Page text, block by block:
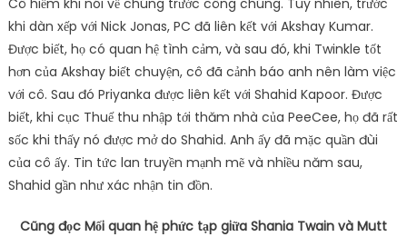
Cô hiếm khi nói về chúng trước công chúng. Tuy nhiên, trước
khi dàn xếp với Nick Jonas, PC đã liên kết với Akshay Kumar.
Được biết, họ có quan hệ tình cảm, và sau đó, khi Twinkle tốt
hơn của Akshay biết chuyện, cô đã cảnh báo anh nên làm việc
với cô. Sau đó Priyanka được liên kết với Shahid Kapoor. Được
biết, khi cục Thuế thu nhập tới thăm nhà của PeeCee, họ đã rất
sốc khi thấy nó được mở do Shahid. Anh ấy đã mặc quần đùi
của cô ấy. Tin tức lan truyền mạnh mẽ và nhiều năm sau,
Shahid gần như xác nhận tin đồn.
Cũng đọc Mối quan hệ phức tạp giữa Shania Twain và Mutt